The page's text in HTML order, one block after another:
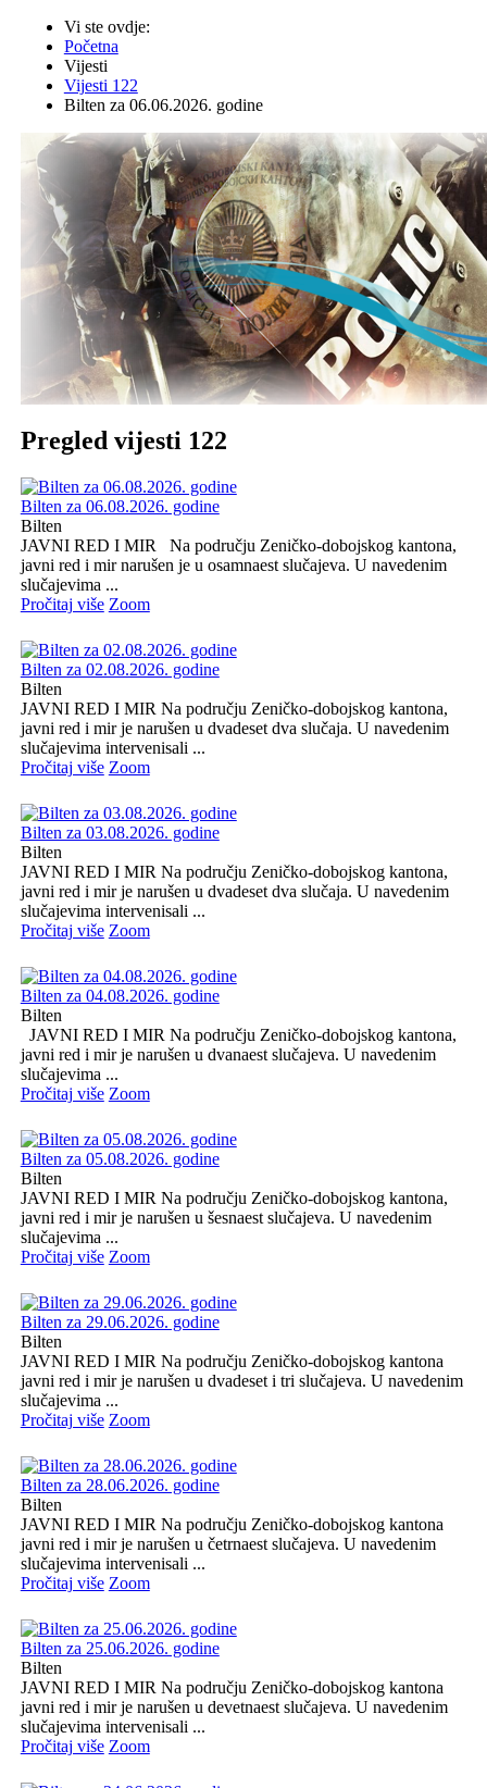
Vi ste ovdje:
Početna
Vijesti
Vijesti 122
Bilten za 06.06.2026. godine
Pregled vijesti 122
Bilten za 06.08.2026. godine
Bilten
JAVNI RED I MIR Na području Zeničko-dobojskog kantona,
javni red i mir narušen je u osamnaest slučajeva. U navedenim
slučajevima ...
Pročitaj više Zoom
Bilten za 02.08.2026. godine
Bilten
JAVNI RED I MIR Na području Zeničko-dobojskog kantona,
javni red i mir je narušen u dvadeset dva slučaja. U navedenim
slučajevima intervenisali ...
Pročitaj više Zoom
Bilten za 03.08.2026. godine
Bilten
JAVNI RED I MIR Na području Zeničko-dobojskog kantona,
javni red i mir je narušen u dvadeset dva slučaja. U navedenim
slučajevima intervenisali ...
Pročitaj više Zoom
Bilten za 04.08.2026. godine
Bilten
JAVNI RED I MIR Na području Zeničko-dobojskog kantona,
javni red i mir je narušen u dvanaest slučajeva. U navedenim
slučajevima ...
Pročitaj više Zoom
Bilten za 05.08.2026. godine
Bilten
JAVNI RED I MIR Na području Zeničko-dobojskog kantona,
javni red i mir je narušen u šesnaest slučajeva. U navedenim
slučajevima ...
Pročitaj više Zoom
Bilten za 29.06.2026. godine
Bilten
JAVNI RED I MIR Na području Zeničko-dobojskog kantona
javni red i mir je narušen u dvadeset i tri slučajeva. U navedenim
slučajevima ...
Pročitaj više Zoom
Bilten za 28.06.2026. godine
Bilten
JAVNI RED I MIR Na području Zeničko-dobojskog kantona
javni red i mir je narušen u četrnaest slučajeva. U navedenim
slučajevima intervenisali ...
Pročitaj više Zoom
Bilten za 25.06.2026. godine
Bilten
JAVNI RED I MIR Na području Zeničko-dobojskog kantona
javni red i mir je narušen u devetnaest slučajeva. U navedenim
slučajevima intervenisali ...
Pročitaj više Zoom